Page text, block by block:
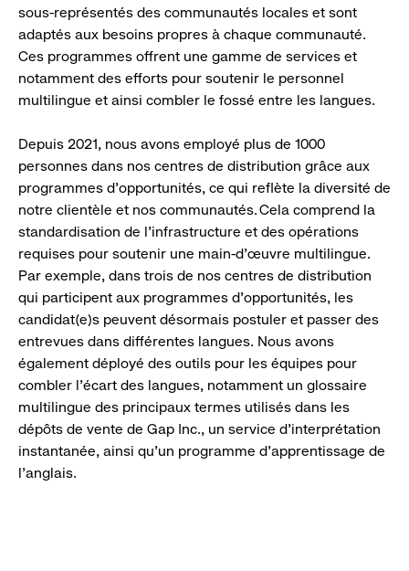
sous-représentés des communautés locales et sont
adaptés aux besoins propres à chaque communauté.
Ces programmes offrent une gamme de services et
notamment des efforts pour soutenir le personnel
multilingue et ainsi combler le fossé entre les langues.
Depuis 2021, nous avons employé plus de 1000
personnes dans nos centres de distribution grâce aux
programmes d’opportunités, ce qui reflète la diversité de
notre clientèle et nos communautés. Cela comprend la
standardisation de l’infrastructure et des opérations
requises pour soutenir une main-d’œuvre multilingue.
Par exemple, dans trois de nos centres de distribution
qui participent aux programmes d’opportunités, les
candidat(e)s peuvent désormais postuler et passer des
entrevues dans différentes langues. Nous avons
également déployé des outils pour les équipes pour
combler l’écart des langues, notamment un glossaire
multilingue des principaux termes utilisés dans les
dépôts de vente de Gap Inc., un service d’interprétation
instantanée, ainsi qu’un programme d’apprentissage de
l’anglais.